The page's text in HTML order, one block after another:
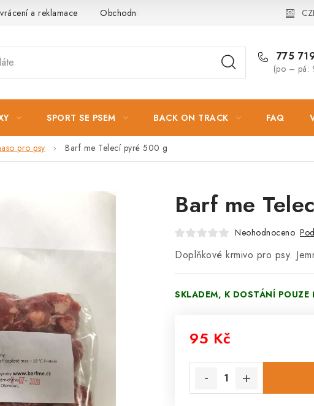
a reklamace Obchodní podmínky Podmínky ochrany osobních
775
(po – pá:
SPORT SE PSEM BACK ON TRACK FAQ
pro psy Barf me Telecí pyré 500 g
Barf me
Neohodnoceno
Doplňkové krmivo pro psy.
SKLADEM, K DOSTÁNÍ POUZE
95 Kč